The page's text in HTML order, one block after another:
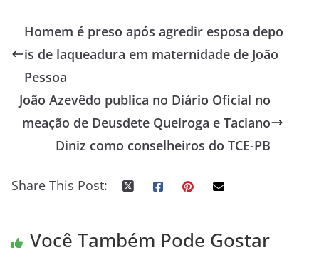
Homem é preso após agredir esposa depo
is de laqueadura em maternidade de João
Pessoa
João Azevêdo publica no Diário Oficial no
meação de Deusdete Queiroga e Taciano
Diniz como conselheiros do TCE-PB
Share This Post:
Você Também Pode Gostar